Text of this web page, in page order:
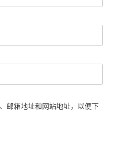
邮箱地址和网站地址，以便下